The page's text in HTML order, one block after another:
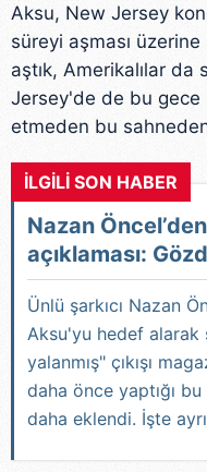
Aksu, New Jersey
süreyi aşması üzerine
aştık, Amerikalılar da
Jersey'de de bu gece
etmeden bu
İLGİLİ SON HABER
Nazan
açıklaması:
Ünlü şarkıcı Nazan
Aksu'yu hedef
yalanmış" çıkışı
daha önce yaptığı
daha eklendi. İşte